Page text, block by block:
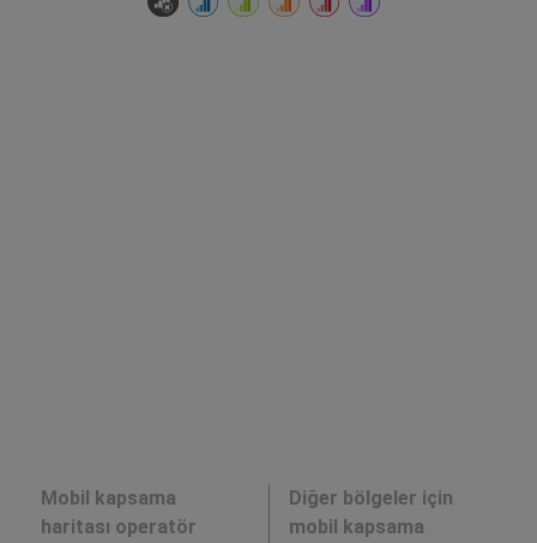
Mobil kapsama
haritası operatör
Diğer bölgeler için
mobil kapsama